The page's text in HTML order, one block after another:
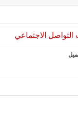
الاجتماعي